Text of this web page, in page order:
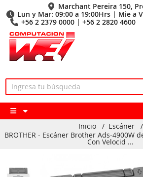
Marchant Pereira 150,
Lun y Mar: 09:00 a 19:00Hrs | Mie a
+56 2 2379 0000 | +56 2 2820 4600
Inicio / Escáner
/
BROTHER - Escáner Brother Ads-4900W
Con Velocid ...